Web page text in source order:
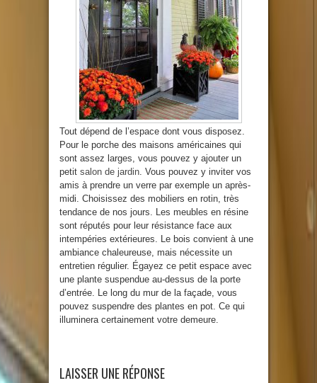
Tout dépend de l’espace dont vous disposez.
Pour le porche des maisons américaines qui
sont assez larges, vous pouvez y ajouter un
petit salon de jardin. Vous pouvez y inviter vos
amis à prendre un verre par exemple un après-
midi. Choisissez des mobiliers en rotin, très
tendance de nos jours. Les meubles en résine
sont réputés pour leur résistance face aux
intempéries extérieures. Le bois convient à une
ambiance chaleureuse, mais nécessite un
entretien régulier. Égayez ce petit espace avec
une plante suspendue au-dessus de la porte
d’entrée. Le long du mur de la façade, vous
pouvez suspendre des plantes en pot. Ce qui
illuminera certainement votre demeure.
LAISSER UNE RÉPONSE